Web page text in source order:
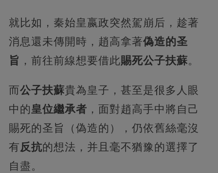
就比如，秦始皇嬴政突然駕崩后，趁著
消息還未傳開時，趙高拿著偽造的圣
旨 ，前往前線想要借此賜死公子扶蘇。
而公子扶蘇貴為皇子，甚至是很多人眼
中的皇位繼承者 ，面對趙高手中將自己
賜死的圣旨（偽造的），仍依舊絲毫沒
有反抗的想法，并且毫不猶豫的選擇了
自盡。